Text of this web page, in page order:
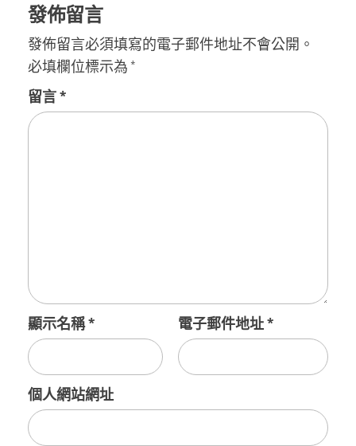
發佈留言
發佈留言必須填寫的電子郵件地址不會公開。
必填欄位標示為 *
留言*
顯示名稱* 電子郵件地址*
個人網站網址